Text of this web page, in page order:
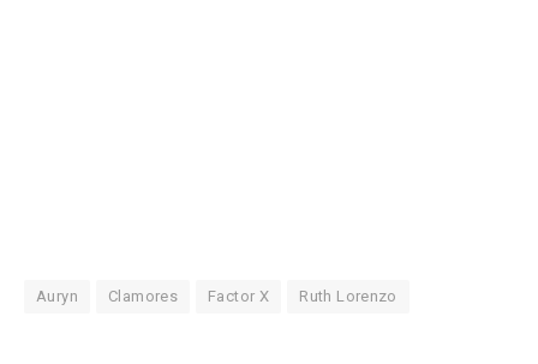
Auryn Clamores Factor X Ruth Lorenzo